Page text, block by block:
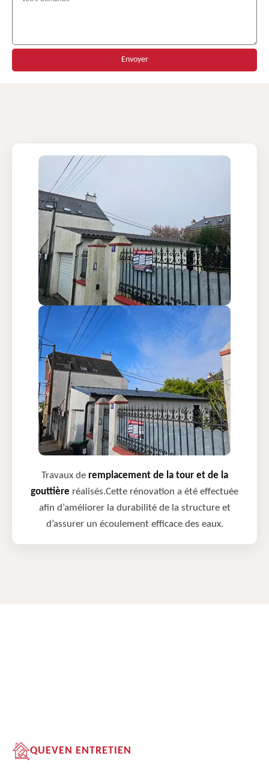
Travaux de remplacement de la tour et de la
gouttière réalisés.Cette rénovation a été effectuée
afin d’améliorer la durabilité de la structure et
d’assurer un écoulement efficace des eaux.
QUEVEN ENTRETIEN